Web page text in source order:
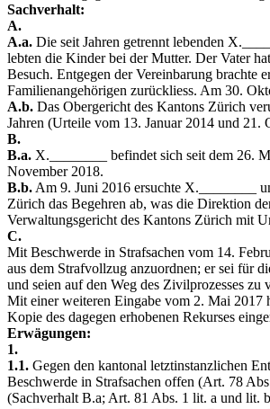
Sachverhalt:
A.
A.a. Die seit Jahren getrennt lebenden
lebten die Kinder bei der Mutter. Der Vater
Besuch. Entgegen der Vereinbarung brachte
Familienangehörigen zurückliess. Am 30.
A.b. Das Obergericht des Kantons Zürich
Jahren (Urteile vom 13. Januar 2014 und
B.
B.a. X.________ befindet sich seit dem 26.
November 2018.
B.b. Am 9. Juni 2016 ersuchte X.________
Zürich das Begehren ab, was die Direktion
Verwaltungsgericht des Kantons Zürich mit
C.
Mit Beschwerde in Strafsachen vom 14.
aus dem Strafvollzug anzuordnen; er sei für
und seien auf den Weg des Zivilprozesses
Mit einer weiteren Eingabe vom 2. Mai 2017
Kopie des dagegen erhobenen Rekurses
Erwägungen:
1.
1.1. Gegen den kantonal letztinstanzlichen
Beschwerde in Strafsachen offen (Art. 78
(Sachverhalt B.a; Art. 81 Abs. 1 lit. a und lit.